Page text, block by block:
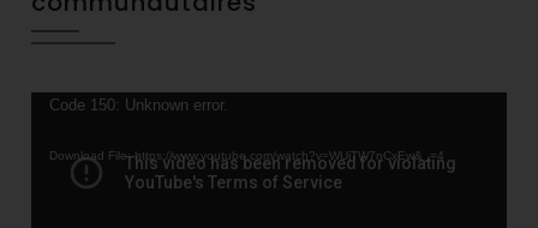
Video
Code 150: Unknown error.
Download File: https://www.youtube.com/watch?v=WUjTW7nCxEw&_=4